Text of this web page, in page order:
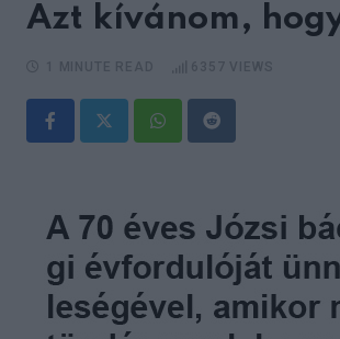
Azt kívánom,
WhatsappReddit